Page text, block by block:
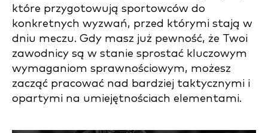
które przygotowują sportowców do
konkretnych wyzwań, przed którymi stają w
dniu meczu. Gdy masz już pewność, że Twoi
zawodnicy są w stanie sprostać kluczowym
wymaganiom sprawnościowym, możesz
zacząć pracować nad bardziej taktycznymi i
opartymi na umiejętnościach elementami.